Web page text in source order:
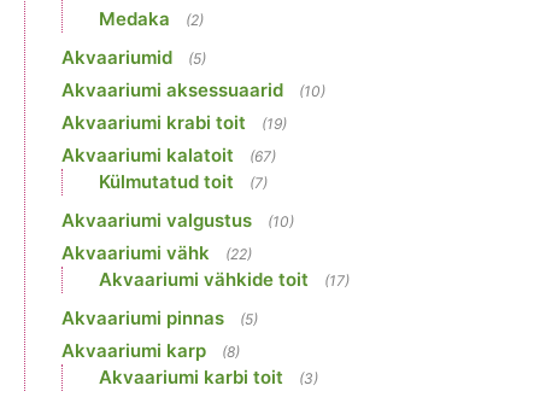
Medaka (2)
Akvaariumid (5)
Akvaariumi aksessuaarid (10)
Akvaariumi krabi toit (19)
Akvaariumi kalatoit (67)
Külmutatud toit (7)
Akvaariumi valgustus (10)
Akvaariumi vähk (22)
Akvaariumi vähkide toit (17)
Akvaariumi pinnas (5)
Akvaariumi karp (8)
Akvaariumi karbi toit (3)